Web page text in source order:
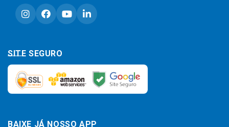
SITE SEGURO
BAIXE JÁ NOSSO APP